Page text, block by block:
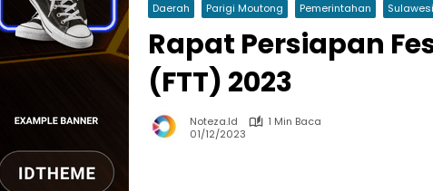
Daerah Parigi Moutong Pemerintahan
Rapat Persiapan
(FTT) 2023
Noteza.id
1 Min Baca
01/12/2023